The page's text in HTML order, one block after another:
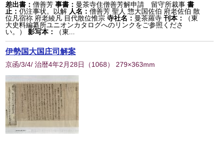
差出書：僧善芳 事書： 曼茶寺住僧善芳解申請 留守所裁事書
止：仍注事状。以解 人名：僧善芳 聖人 惣大国佐伯 府老佐伯 散
位凡宿祢 府老綾凡 目代散位惟宗 寺社名： 曼茶羅寺 刊本：
（東
大史料編纂所ユニオンカタログへのリンクをご参照くださ
い。）
影写本： （東...
伊勢国大国庄司解案
京函/3/4/ 治暦4年2月28日 （1068） 279×363mm